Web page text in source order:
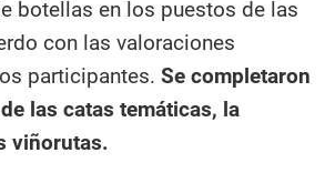
botellas en los puestos de las
con las valoraciones
participantes. Se completaron
las catas temáticas, la
viñorutas.